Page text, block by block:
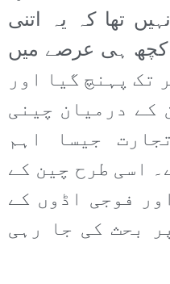
تھا کہ یہ اتنی
کچھ ہی عرصے میں
ڈالر تک پہنچ گیا اور
کے درمیان چینی
جیسا اہم
اسی طرح چین کے
فوجی اڈوں کے
بحث کی جا رہی